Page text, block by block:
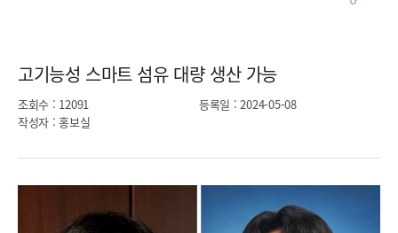
고기능성 스마트 섬유 대량 생산 가능​
조회수 : 12091 등록일 : 2024-05-08
작성자 : 홍보실